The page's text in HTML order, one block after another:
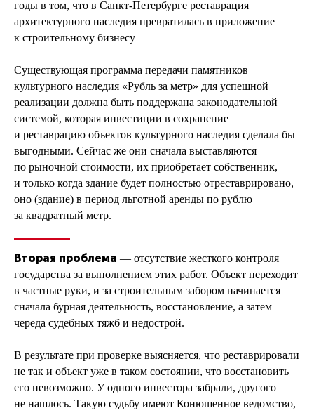
годы в том, что в Санкт-Петербурге реставрация
архитектурного наследия превратилась в приложение
к строительному бизнесу
Существующая программа передачи памятников
культурного наследия «Рубль за метр» для успешной
реализации должна быть поддержана законодательной
системой, которая инвестиции в сохранение
и реставрацию объектов культурного наследия сделала бы
выгодными. Сейчас же они сначала выставляются
по рыночной стоимости, их приобретает собственник,
и только когда здание будет полностью отреставрировано,
оно (здание) в период льготной аренды по рублю
за квадратный метр.
Вторая проблема — отсутствие жесткого контроля
государства за выполнением этих работ. Объект переходит
в частные руки, и за строительным забором начинается
сначала бурная деятельность, восстановление, а затем
череда судебных тяжб и недострой.
В результате при проверке выясняется, что реставрировали
не так и объект уже в таком состоянии, что восстановить
его невозможно. У одного инвестора забрали, другого
не нашлось. Такую судьбу имеют Конюшенное ведомство,